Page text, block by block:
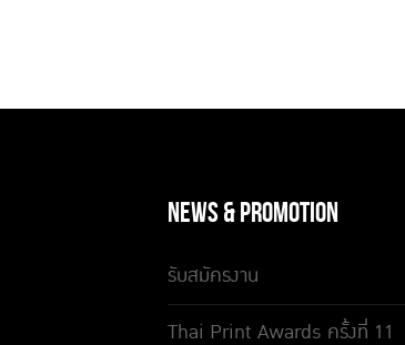
NEWS & PROMOTION
รับสมัครงาน
Thai Print Awards ครั้งที่ 11